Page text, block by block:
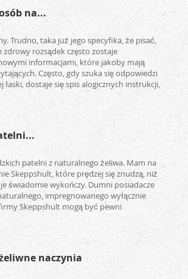
na...
Trudno, taka już jego specyfika, że pisać,
zdrowy rozsądek często zostaje
informacjami, które jakoby mają
Często, gdy szuka się odpowiedzi
dostaje się spis alogicznych instrukcji,
patelni z naturalnego żeliwa. Mam na
Skeppshult, które prędzej się znudzą, niż
świadomie wykończy. Dumni posiadacze
impregnowanego wyłącznie
Skeppshult mogą być pewni
naczynia